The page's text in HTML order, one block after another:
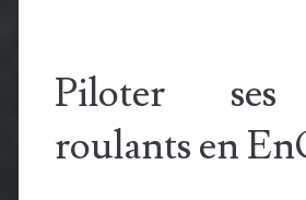
Piloter ses
roulants en